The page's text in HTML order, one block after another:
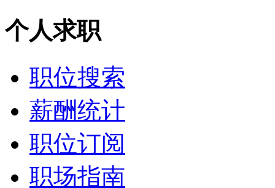
个人求职
职位搜索
薪酬统计
职位订阅
职场指南